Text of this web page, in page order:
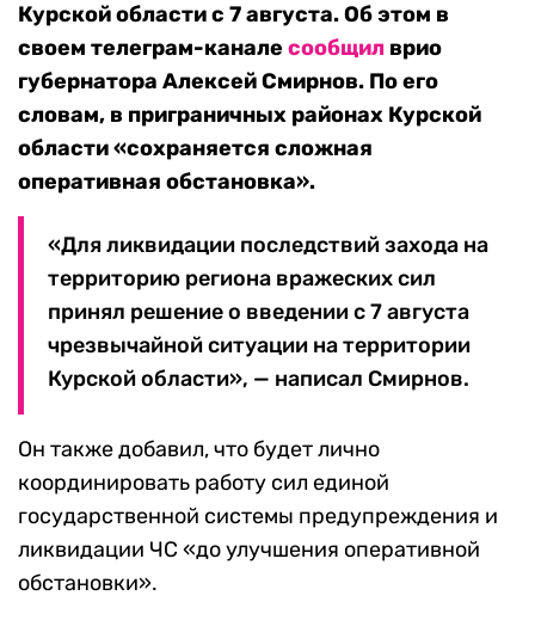
Курской области с 7 августа. Об этом в
своем телеграм-канале сообщил врио
губернатора Алексей Смирнов. По его
словам, в приграничных районах Курской
области «сохраняется сложная
оперативная обстановка».
«Для ликвидации последствий захода на
территорию региона вражеских сил
принял решение о введении с 7 августа
чрезвычайной ситуации на территории
Курской области», — написал Смирнов.
Он также добавил, что будет лично
координировать работу сил единой
государственной системы предупреждения и
ликвидации ЧС «до улучшения оперативной
обстановки».